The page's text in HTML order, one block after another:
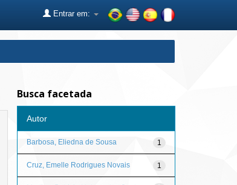
Entrar em:
Busca facetada
Autor
1
Barbosa, Eliedna de Sousa
1
Cruz, Emelle Rodrigues Novais